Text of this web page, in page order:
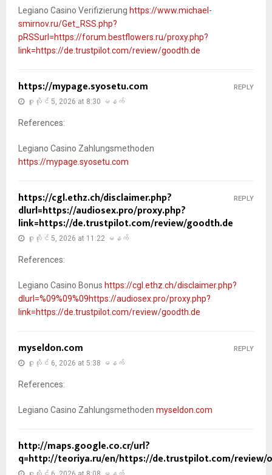
Legiano Casino Verifizierung https://www.michael-
smirnov.ru/Get_RSS.php?
pRSSurl=https://forum.bestflowers.ru/proxy.php?
link=https://de.trustpilot.com/review/goodth.de
https://mypage.syosetu.com
ဇူလိုင် 5, 2026 at 8:30 မနက်
References:
Legiano Casino Zahlungsmethoden
https://mypage.syosetu.com
REPLY
https://cgl.ethz.ch/disclaimer.php?
dlurl=https://audiosex.pro/proxy.php?
link=https://de.trustpilot.com/review/goodth.de
ဇူလိုင် 5, 2026 at 11:22 မနက်
References:
Legiano Casino Bonus https://cgl.ethz.ch/disclaimer.php?
dlurl=%09%09%09https://audiosex.pro/proxy.php?
link=https://de.trustpilot.com/review/goodth.de
REPLY
myseldon.com
ဇူလိုင် 6, 2026 at 5:38 မနက်
References:
Legiano Casino Zahlungsmethoden myseldon.com
REPLY
http://maps.google.co.cr/url?
q=http://teoriya.ru/en/https://de.trustpilot.com/review/